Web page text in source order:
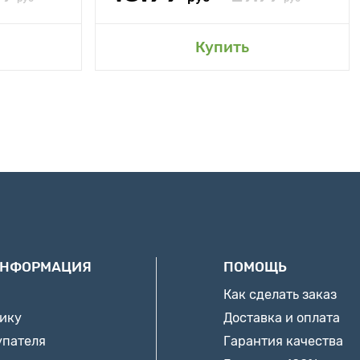
Купить
ПОМОЩЬ
Как сделать заказ
Доставка и оплата
Гарантия качества